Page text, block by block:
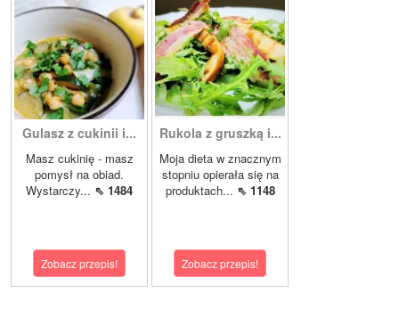
Gulasz z cukinii i...
Masz cukinię - masz
pomysł na obiad.
Wystarczy... ⇖ 1484
Zobacz przepis!
Rukola z gruszką i...
Moja dieta w znacznym
stopniu opierała się na
produktach... ⇖ 1148
Zobacz przepis!